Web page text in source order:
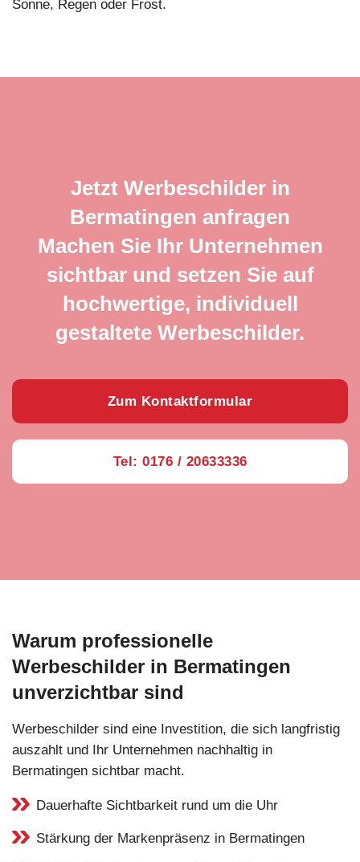
Sonne, Regen oder Frost.
Jetzt Werbeschilder in
Bermatingen anfragen
Machen Sie Ihr Unternehmen
sichtbar und setzen Sie auf
hochwertige, individuell
gestaltete Werbeschilder.
Zum Kontaktformular
Tel: 0176 / 20633336
Warum professionelle
Werbeschilder in Bermatingen
unverzichtbar sind
Werbeschilder sind eine Investition, die sich langfristig
auszahlt und Ihr Unternehmen nachhaltig in
Bermatingen sichtbar macht.
Dauerhafte Sichtbarkeit rund um die Uhr
Stärkung der Markenpräsenz in Bermatingen